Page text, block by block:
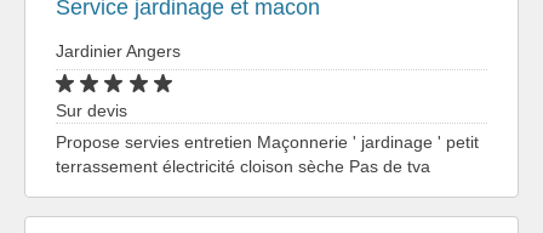
Service jardinage et macon
Jardinier Angers
Sur devis
Propose servies entretien Maçonnerie ' jardinage ' petit
terrassement électricité cloison sèche Pas de tva